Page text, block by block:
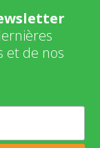
et de nos